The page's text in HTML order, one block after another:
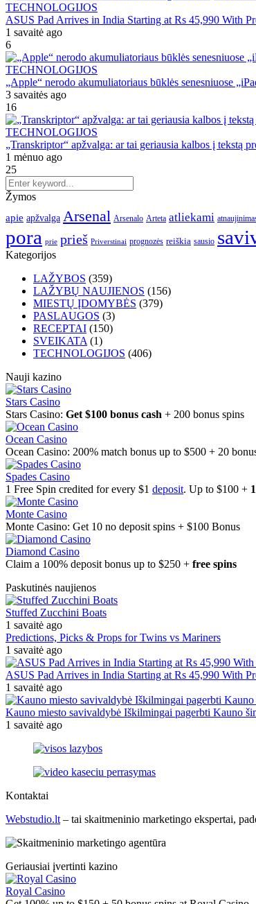
TECHNOLOGIJOS
ASUS Pad Arrives in India Starting at Rs 45,990 With
1 savaitė ago
6
TECHNOLOGIJOS
„Apple“ nerodo akumuliatoriaus būklės senesniuose
3 savaitės ago
16
TECHNOLOGIJOS
„Transkriptor“ apžvalga: ar tai geriausia kalbos į tekstą
1 mėnuo ago
25
Žymos
apie apžvalga Arsenal Arsenalo Arteta atliekami
pora prie prieš Priverstinai prognozės reiškia sausio
Kategorijos
LAŽYBOS (359)
LAŽYBŲ NAUJIENOS (156)
MIESTŲ ĮDOMYBĖS (379)
PASLAUGOS (3)
RECEPTAI (150)
SVEIKATA (1)
TECHNOLOGIJOS (406)
Nauji kazino
Stars Casino
Stars Casino: Get $100 bonus cash + 200 bonus spins
Ocean Casino
Ocean Casino: 200% match bonus up to $500 + 20
Spades Casino
1 Free Spin credited for every $1 deposit. Up to $100 +
Monte Casino
Monte Casino: Get 10 no deposit spins + $100 Bonus
Diamond Casino
Claim a 100% deposit bonus up to $250 + free spins
Paskutinės naujienos
Stuffed Zucchini Boats
1 savaitė ago
Predictions, Picks & Props for Twins vs Mariners
1 savaitė ago
ASUS Pad Arrives in India Starting at Rs 45,990 With
1 savaitė ago
Kauno miesto savivaldybė Iškilmingai pagerbti Kauno
1 savaitė ago
Kontaktai
Webstudio.lt – tai skaitmeninio marketingo ekspertai,
Geriausiai įvertinti kazino
Royal Casino